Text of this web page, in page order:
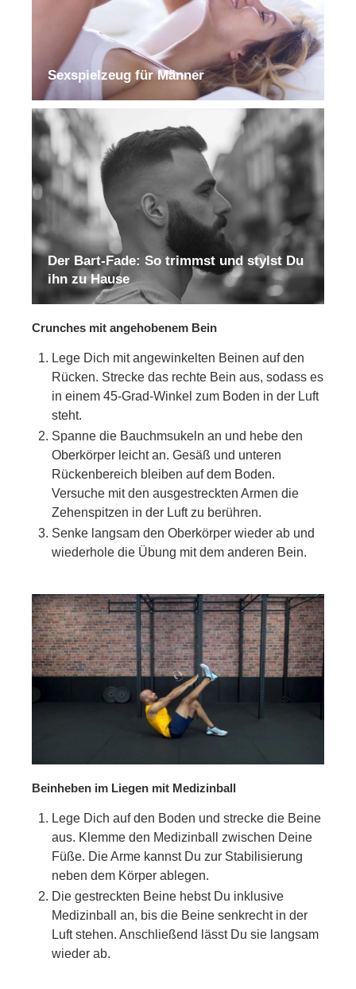
Sexspielzeug für Männer
Der Bart-Fade: So trimmst und stylst Du
ihn zu Hause
Crunches mit angehobenem Bein
Lege Dich mit angewinkelten Beinen auf den
Rücken. Strecke das rechte Bein aus, sodass es
in einem 45-Grad-Winkel zum Boden in der Luft
steht.
Spanne die Bauchmsukeln an und hebe den
Oberkörper leicht an. Gesäß und unteren
Rückenbereich bleiben auf dem Boden.
Versuche mit den ausgestreckten Armen die
Zehenspitzen in der Luft zu berühren.
Senke langsam den Oberkörper wieder ab und
wiederhole die Übung mit dem anderen Bein.
Beinheben im Liegen mit Medizinball
Lege Dich auf den Boden und strecke die Beine
aus. Klemme den Medizinball zwischen Deine
Füße. Die Arme kannst Du zur Stabilisierung
neben dem Körper ablegen.
Die gestreckten Beine hebst Du inklusive
Medizinball an, bis die Beine senkrecht in der
Luft stehen. Anschließend lässt Du sie langsam
wieder ab.